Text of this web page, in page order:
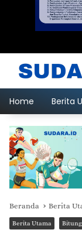
Home Berita
Beranda Berita
Berita Utama Bitung